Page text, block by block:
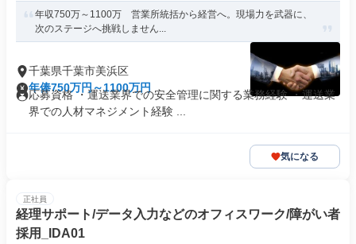
年収750万～1100万 営業所統括から経営へ。現場力を武器に、
次のステージへ挑戦しません...
千葉県千葉市美浜区
年俸750万円～1100万円
応募資格 ・運送業界での安全管理に関する業務経験 ・運送業
界での人材マネジメント経験 ...
気になる
正社員
経理サポート/データ入力などのオフィスワーク/障がい者
採用_IDA01